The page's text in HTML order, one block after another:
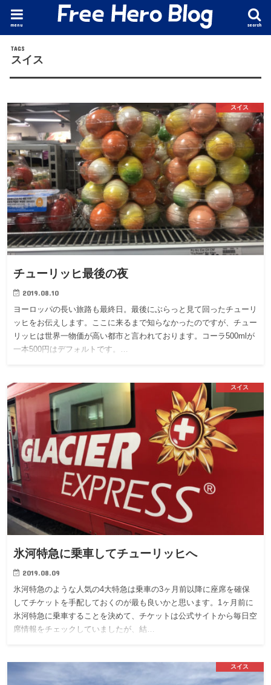
search
menu
スイス
スイス
チューリッヒ最後の夜
2019.08.10
ヨーロッパの長い旅路も最終日。最後にぶらっと見て回ったチューリ
ッヒをお伝えします。ここに来るまで知らなかったのですが、チュー
リッヒは世界一物価が高い都市と言われております。コーラ500mlが
一本500円はデフォルトです。…
スイス
氷河特急に乗車してチューリッヒへ
2019.08.09
氷河特急のような人気の4大特急は乗車の3ヶ月前以降に座席を確保
してチケットを手配しておくのが最も良いかと思います。1ヶ月前に
氷河特急に乗車することを決めて、チケットは公式サイトから毎日空
席情報をチェックしていましたが、結…
スイス